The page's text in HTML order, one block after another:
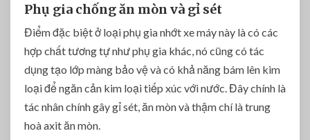
Phụ gia chống ăn mòn và gỉ sét
Điểm đặc biệt ở loại phụ gia nhớt xe máy này là có các
hợp chất tương tự như phụ gia khác, nó cũng có tác
dụng tạo lớp màng bảo vệ và có khả năng bám lên kim
loại để ngăn cản kim loại tiếp xúc với nước. Đây chính là
tác nhân chính gây gỉ sét, ăn mòn và thậm chí là trung
hoà axit ăn mòn.